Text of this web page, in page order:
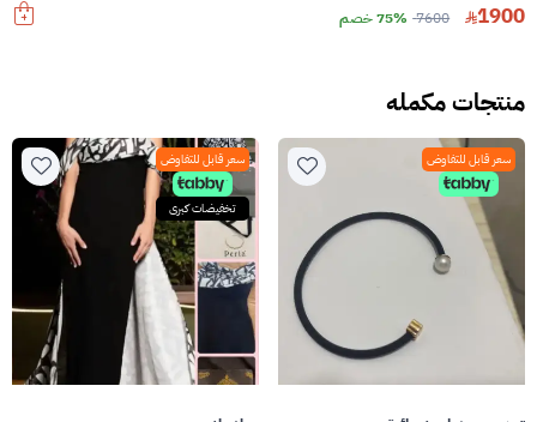
1900
7600 75% خصم
منتجات مكمله
سعر قابل للتفاوض سعر قابل للتفاوض
تخفيضات كبرى